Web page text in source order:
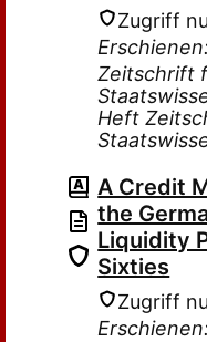
Zugriff
Zeitschrift
Heft
A Credit
the
Liquidity
Sixties
Zugriff